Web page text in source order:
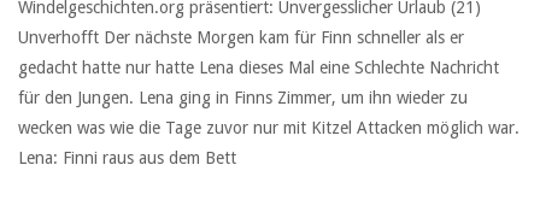
Windelgeschichten.org präsentiert: Unvergesslicher Urlaub (21)
Unverhofft Der nächste Morgen kam für Finn schneller als er
gedacht hatte nur hatte Lena dieses Mal eine Schlechte Nachricht
für den Jungen. Lena ging in Finns Zimmer, um ihn wieder zu
wecken was wie die Tage zuvor nur mit Kitzel Attacken möglich war.
Lena: Finni raus aus dem Bett